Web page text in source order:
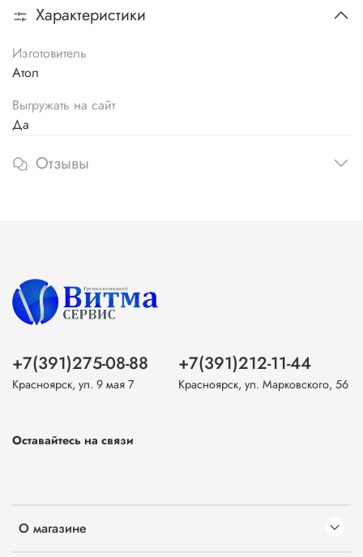
Характеристики
Изготовитель
Атол
Выгружать на сайт
Да
Отзывы
О магазине
+7(391)275-08-88
Красноярск, ул. 9 мая 7
+7(391)212-11-44
Красноярск, ул. Марковского, 56
Оставайтесь на связи